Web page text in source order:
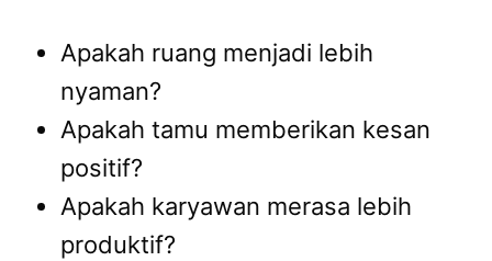
Apakah ruang menjadi lebih
nyaman?
Apakah tamu memberikan kesan
positif?
Apakah karyawan merasa lebih
produktif?